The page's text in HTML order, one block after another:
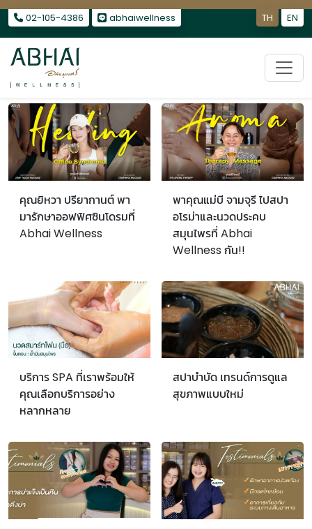
02-105-4386 abhaiwellness TH EN
คุณยิหวา ปรียากานต์ พา
มารักษาออฟฟิศซินโดรมที่
Abhai Wellness
พาคุณแม่บี จามจุรี ไปสปา
อโรม่าและนวดประคบ
สมุนไพรที่ Abhai
Wellness กัน!!
บริการ SPA ที่เราพร้อมให้
คุณเลือกบริการอย่าง
หลากหลาย
สปาบำบัด เทรนด์การดูแล
สุขภาพแบบใหม่